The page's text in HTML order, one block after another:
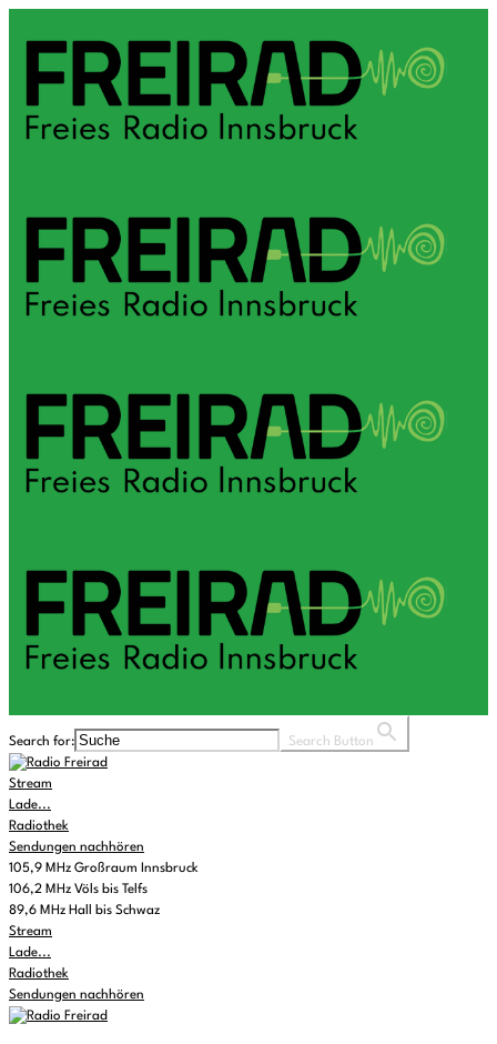
Search for: Search Button
Stream
Lade...
Radiothek
Sendungen nachhören
105,9 MHz Großraum Innsbruck
106,2 MHz Völs bis Telfs
89,6 MHz Hall bis Schwaz
Stream
Lade...
Radiothek
Sendungen nachhören